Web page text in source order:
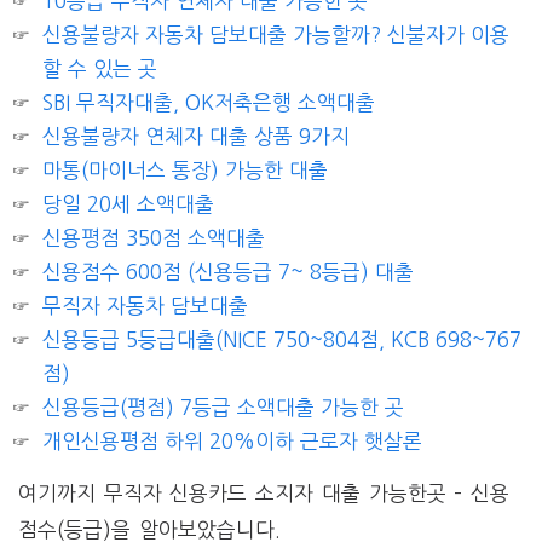
신용불량자 자동차 담보대출 가능할까? 신불자가 이용
할 수 있는 곳
SBI 무직자대출, OK저축은행 소액대출
신용불량자 연체자 대출 상품 9가지
마통(마이너스 통장) 가능한 대출
당일 20세 소액대출
신용평점 350점 소액대출
신용점수 600점 (신용등급 7~ 8등급) 대출
무직자 자동차 담보대출
신용등급 5등급대출(NICE 750~804점, KCB 698~767
점)
신용등급(평점) 7등급 소액대출 가능한 곳
개인신용평점 하위 20%이하 근로자 햇살론
여기까지 무직자 신용카드 소지자 대출 가능한곳 – 신용
점수(등급)을 알아보았습니다.